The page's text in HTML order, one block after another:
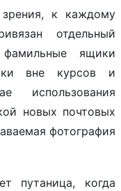
к каждому
отдельный
ящики
вне курсов и
использования
новых почтовых
фотография
путаница, когда